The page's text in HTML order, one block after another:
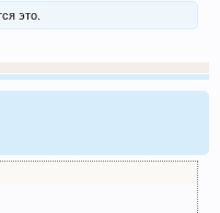
это.